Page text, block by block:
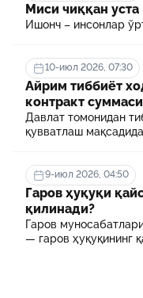
Миси чиққан уста
Ишонч – инсонлар
10-июл 2026, 07:30
Айрим тиббиёт
контракт
берилади
Давлат томонидан
қувватлаш
муассасасида ўқиш
маблағининг бир
9-июл 2026, 04:50
Гаров ҳуқуқи
қилинади?
Гаров
— гаров ҳуқуқининг